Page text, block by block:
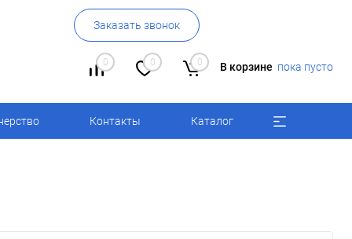
Заказать звонок
0 0 0 В корзине пока пусто
Контакты Каталог